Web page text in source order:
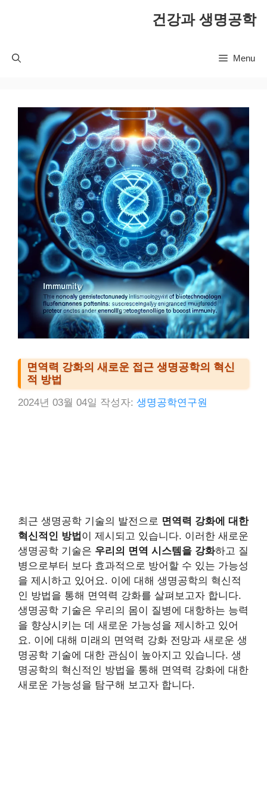
건강과 생명공학
Menu
면역력 강화의 새로운 접근 생명공학의 혁신
적 방법
2024년 03월 04일 작성자: 생명공학연구원
최근 생명공학 기술의 발전으로 면역력 강화에 대한
혁신적인 방법 이 제시되고 있습니다. 이러한 새로운
생명공학 기술은 우리의 면역 시스템을 강화하고 질
병으로부터 보다 효과적으로 방어할 수 있는 가능성
을 제시하고 있어요. 이에 대해 생명공학의 혁신적
인 방법을 통해 면역력 강화를 살펴보고자 합니다.
생명공학 기술은 우리의 몸이 질병에 대항하는 능력
을 향상시키는 데 새로운 가능성을 제시하고 있어
요. 이에 대해 미래의 면역력 강화 전망과 새로운 생
명공학 기술에 대한 관심이 높아지고 있습니다. 생
명공학의 혁신적인 방법을 통해 면역력 강화에 대한
새로운 가능성을 탐구해 보고자 합니다.